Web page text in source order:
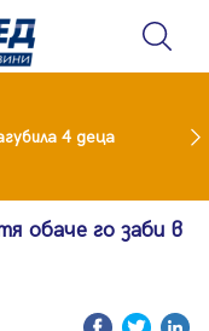
4 деца
обаче го заби в